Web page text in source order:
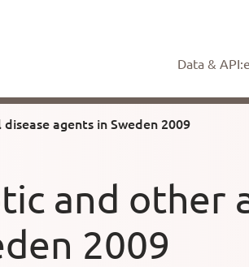
Data &
agents in Sweden 2009
and other
2009